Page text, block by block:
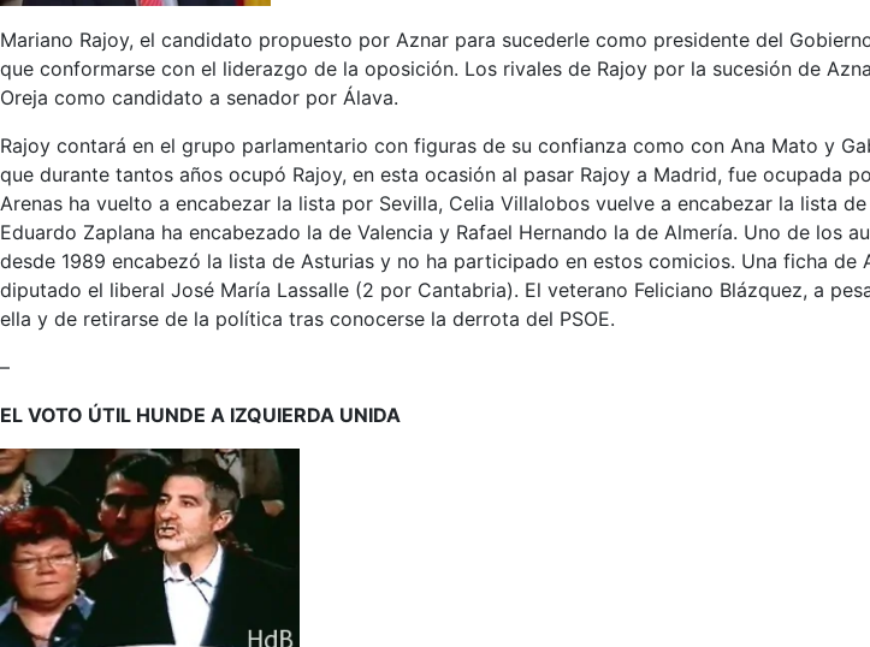
Mariano Rajoy, el candidato propuesto por Aznar para sucederle como presidente del
que conformarse con el liderazgo de la oposición. Los rivales de Rajoy por la sucesión de
Oreja como candidato a senador por Álava.
Rajoy contará en el grupo parlamentario con figuras de su confianza como con Ana Mato y
que durante tantos años ocupó Rajoy, en esta ocasión al pasar Rajoy a Madrid, fue ocupada
Arenas ha vuelto a encabezar la lista por Sevilla, Celia Villalobos vuelve a encabezar la lista
Eduardo Zaplana ha encabezado la de Valencia y Rafael Hernando la de Almería. Uno de los
desde 1989 encabezó la lista de Asturias y no ha participado en estos comicios. Una ficha
diputado el liberal José María Lassalle (2 por Cantabria). El veterano Feliciano Blázquez, a
ella y de retirarse de la política tras conocerse la derrota del PSOE.
–
EL VOTO ÚTIL HUNDE A IZQUIERDA UNIDA